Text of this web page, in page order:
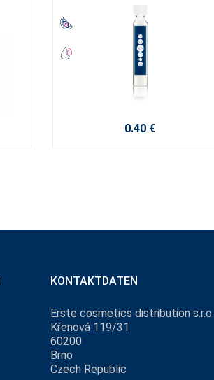
0.40 €
KONTAKTDATEN
Erste cosmetics distribution s.r.o.
Křenová 119/31
60200
Brno
Czech Republic